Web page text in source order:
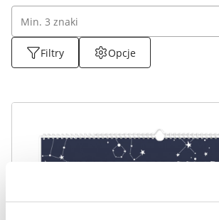
Filtry Opcje